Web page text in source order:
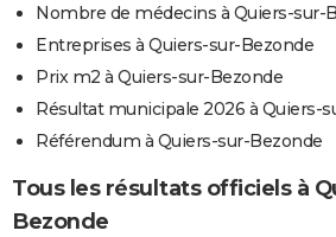
Nombre de médecins à Quiers-sur-
Entreprises à Quiers-sur-Bezonde
Prix m2 à Quiers-sur-Bezonde
Résultat municipale 2026 à Quiers-
Référendum à Quiers-sur-Bezonde
Tous les résultats officiels à
Bezonde